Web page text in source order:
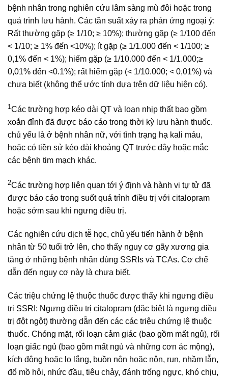
bệnh nhân trong nghiên cứu lâm sàng mù đôi hoặc trong
quá trình lưu hành. Các tần suất xảy ra phản ứng ngoại ý:
Rất thường gặp (≥ 1/10; ≥ 10%); thường gặp (≥ 1/100 đến
< 1/10; ≥ 1% đến <10%); ít gặp (≥ 1/1.000 đến < 1/100; ≥
0,1% đến < 1%); hiếm gặp (≥ 1/10.000 đến < 1/1.000;≥
0,01% đến <0.1%); rất hiếm gặp (< 1/10.000; < 0,01%) và
chưa biết (không thể ước tính dựa trên dữ liệu hiện có).
1Các trường hợp kéo dài QT và loạn nhịp thất bao gồm
xoắn đỉnh đã được báo cáo trong thời kỳ lưu hành thuốc.
chủ yếu là ở bệnh nhân nữ, với tình trạng hạ kali máu,
hoặc có tiền sử kéo dài khoảng QT trước đây hoặc mắc
các bệnh tim mạch khác.
2Các trường hợp liên quan tới ý định và hành vi tự tử đã
được báo cáo trong suốt quá trình điều trị với citalopram
hoặc sớm sau khi ngưng điều trị.
Các nghiên cứu dịch tễ học, chủ yếu tiến hành ở bệnh
nhân từ 50 tuổi trở lên, cho thấy nguy cơ gãy xương gia
tăng ở những bệnh nhân dùng SSRIs và TCAs. Cơ chế
dẫn đến nguy cơ này là chưa biết.
Các triệu chứng lệ thuộc thuốc được thấy khi ngưng điều
trị SSRI: Ngưng điều trị citalopram (đặc biệt là ngưng điều
trị đột ngột) thường dẫn đến các các triệu chứng lệ thuộc
thuốc. Chóng mặt, rối loạn cảm giác (bao gồm mất ngủ), rối
loạn giấc ngủ (bao gồm mất ngủ và những cơn ác mộng),
kích động hoặc lo lắng, buồn nôn hoặc nôn, run, nhầm lẫn,
đổ mồ hôi, nhức đầu, tiêu chảy, đánh trống ngực, khó chịu,